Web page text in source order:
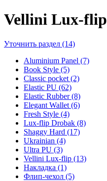
Vellini Lux-flip
Уточнить раздел (14)
Aluminium Panel (7)
Book Style (5)
Classic pocket (2)
Elastic PU (62)
Elastic Rubber (8)
Elegant Wallet (6)
Fresh Style (4)
Lux-flip Drobak (8)
Shaggy Hard (17)
Ukrainian (4)
Ultra PU (3)
Vellini Lux-flip (13)
Накладка (1)
Флип-чехол (5)